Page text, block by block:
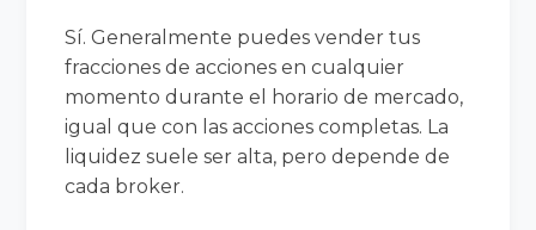
Sí. Generalmente puedes vender tus
fracciones de acciones en cualquier
momento durante el horario de mercado,
igual que con las acciones completas. La
liquidez suele ser alta, pero depende de
cada broker.